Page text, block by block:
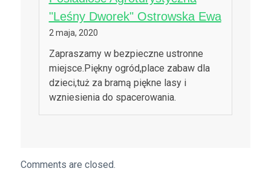
"Leśny Dworek" Ostrowska Ewa
2 maja, 2020
Zapraszamy w bezpieczne ustronne
miejsce.Piękny ogród,place zabaw dla
dzieci,tuż za bramą piękne lasy i
wzniesienia do spacerowania.
Comments are closed.